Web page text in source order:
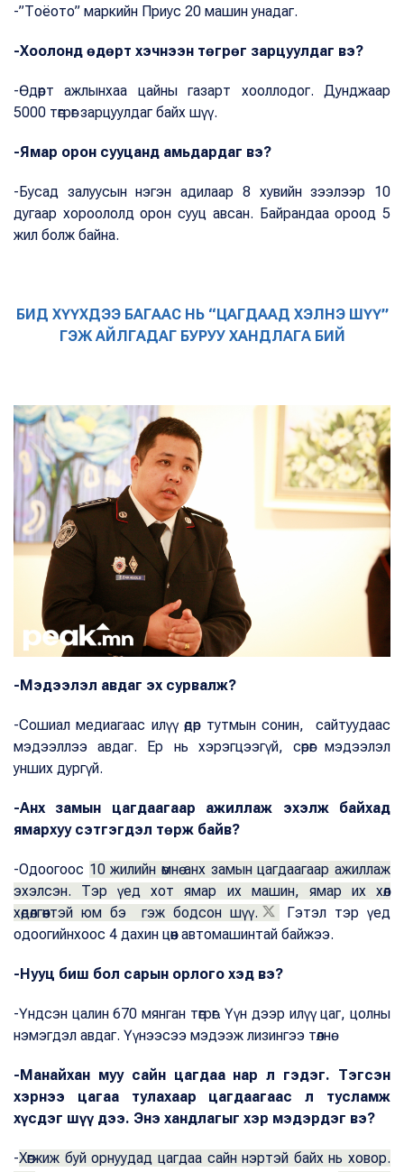
-”Тоёото” маркийн Приус 20 машин унадаг.
-Хоолонд өдөрт хэчнээн төгрөг зарцуулдаг вэ?
-Өдөрт ажлынхаа цайны газарт хооллодог. Дунджаар
5000 төгрөг зарцуулдаг байх шүү.
-Ямар орон сууцанд амьдардаг вэ?
-Бусад залуусын нэгэн адилаар 8 хувийн зээлээр 10
дугаар хороололд орон сууц авсан. Байрандаа ороод 5
жил болж байна.
БИД ХҮҮХДЭЭ БАГААС НЬ “ЦАГДААД ХЭЛНЭ ШҮҮ”
ГЭЖ АЙЛГАДАГ БУРУУ ХАНДЛАГА БИЙ
-Мэдээлэл авдаг эх сурвалж?
-Сошиал медиагаас илүү өдөр тутмын сонин, сайтуудаас
мэдээллээ авдаг. Ер нь хэрэгцээгүй, сөрөг мэдээлэл
унших дургүй.
-Анх замын цагдаагаар ажиллаж эхэлж байхад
ямархуу сэтгэгдэл төрж байв?
-Одоогоос 10 жилийн өмнө анх замын цагдаагаар ажиллаж
эхэлсэн. Тэр үед хот ямар их машин, ямар их хөл
хөдөлгөөнтэй юм бэ гэж бодсон шүү.
Гэтэл тэр үед
одоогийнхоос 4 дахин цөөн автомашинтай байжээ.
-Нууц биш бол сарын орлого хэд вэ?
-Үндсэн цалин 670 мянган төгрөг. Үүн дээр илүү цаг, цолны
нэмэгдэл авдаг. Үүнээсээ мэдээж лизингээ төлнө.
-Манайхан муу сайн цагдаа нар л гэдэг. Тэгсэн
хэрнээ цагаа тулахаар цагдаагаас л тусламж
хүсдэг шүү дээ. Энэ хандлагыг хэр мэдэрдэг вэ?
-Хөгжиж буй орнуудад цагдаа сайн нэртэй байх нь ховор.